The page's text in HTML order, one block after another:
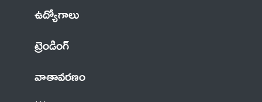
ఉద్యోగాలు
ట్రెండింగ్
వాతావరణం